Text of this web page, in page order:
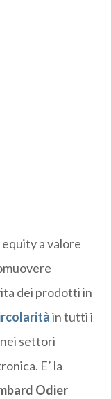
a valore
dei prodotti in
in tutti i
nei settori
E’ la
Odier